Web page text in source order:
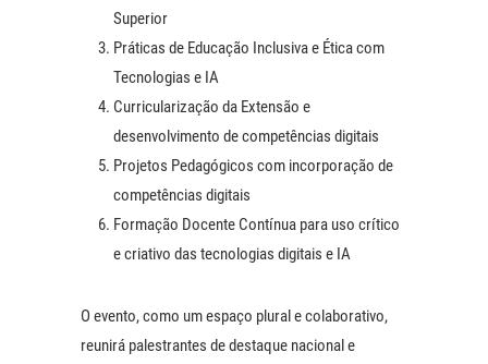
Superior
Práticas de Educação Inclusiva e Ética com
Tecnologias e IA
Curricularização da Extensão e
desenvolvimento de competências digitais
Projetos Pedagógicos com incorporação de
competências digitais
Formação Docente Contínua para uso crítico
e criativo das tecnologias digitais e IA
O evento, como um espaço plural e colaborativo,
reunirá palestrantes de destaque nacional e